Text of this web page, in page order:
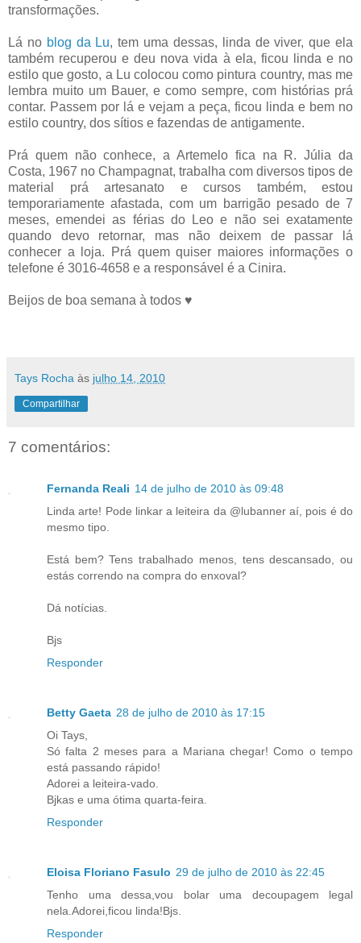
transformações.
Lá no blog da Lu, tem uma dessas, linda de viver, que ela
também recuperou e deu nova vida à ela, ficou linda e no
estilo que gosto, a Lu colocou como pintura country, mas me
lembra muito um Bauer, e como sempre, com histórias prá
contar. Passem por lá e vejam a peça, ficou linda e bem no
estilo country, dos sítios e fazendas de antigamente.
Prá quem não conhece, a Artemelo fica na R. Júlia da
Costa, 1967 no Champagnat, trabalha com diversos tipos de
material prá artesanato e cursos também, estou
temporariamente afastada, com um barrigão pesado de 7
meses, emendei as férias do Leo e não sei exatamente
quando devo retornar, mas não deixem de passar lá
conhecer a loja. Prá quem quiser maiores informações o
telefone é 3016-4658 e a responsável é a Cinira.
Beijos de boa semana à todos ♥
Tays Rocha às julho 14, 2010
Compartilhar
7 comentários:
Fernanda Reali 14 de julho de 2010 às 09:48
Linda arte! Pode linkar a leiteira da @lubanner aí, pois é do
mesmo tipo.
Está bem? Tens trabalhado menos, tens descansado, ou
estás correndo na compra do enxoval?
Dá notícias.
Bjs
Responder
Betty Gaeta 28 de julho de 2010 às 17:15
Oi Tays,
Só falta 2 meses para a Mariana chegar! Como o tempo
está passando rápido!
Adorei a leiteira-vado.
Bjkas e uma ótima quarta-feira.
Responder
Eloisa Floriano Fasulo 29 de julho de 2010 às 22:45
Tenho uma dessa,vou bolar uma decoupagem legal
nela.Adorei,ficou linda!Bjs.
Responder